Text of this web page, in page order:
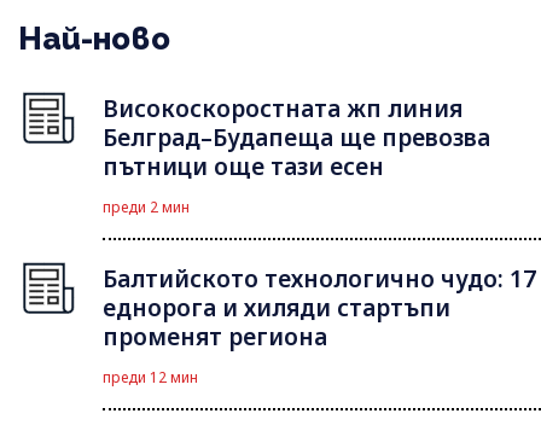
Най-ново
Високоскоростната жп линия
Белград–Будапеща ще превозва
пътници още тази есен
преди 2 мин
Балтийското технологично чудо: 17
еднорога и хиляди стартъпи
променят региона
преди 12 мин